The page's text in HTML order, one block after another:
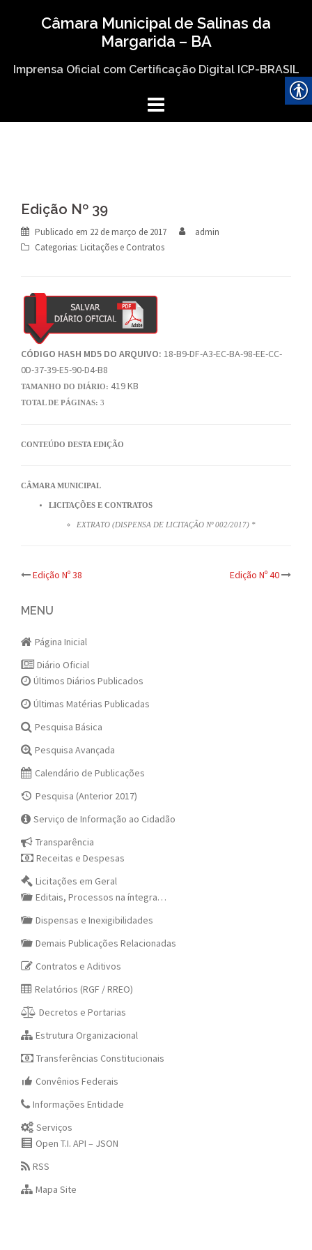
Câmara Municipal de Salinas da
Margarida – BA
Imprensa Oficial com Certificação Digital ICP-BRASIL
Edição Nº 39
Publicado em 22 de março de 2017
admin
Categorias: Licitações e Contratos
CÓDIGO HASH MD5 DO ARQUIVO: 18-B9-DF-A3-EC-BA-98-EE-CC-
0D-37-39-E5-90-D4-B8
TAMANHO DO DIÁRIO: 419 KB
TOTAL DE PÁGINAS: 3
CONTEÚDO DESTA EDIÇÃO
CÂMARA MUNICIPAL
LICITAÇÕES E CONTRATOS
EXTRATO (DISPENSA DE LICITAÇÃO Nº 002/2017) *
Post
navigation
Edição Nº 38 Edição Nº 40
MENU
Página Inicial
Diário Oficial
Últimos Diários Publicados
Últimas Matérias Publicadas
Pesquisa Básica
Pesquisa Avançada
Calendário de Publicações
Pesquisa (Anterior 2017)
Serviço de Informação ao Cidadão
Transparência
Receitas e Despesas
Licitações em Geral
Editais, Processos na íntegra…
Dispensas e Inexigibilidades
Demais Publicações Relacionadas
Contratos e Aditivos
Relatórios (RGF / RREO)
Decretos e Portarias
Estrutura Organizacional
Transferências Constitucionais
Convênios Federais
Informações Entidade
Serviços
Open T.I. API – JSON
RSS
Mapa Site